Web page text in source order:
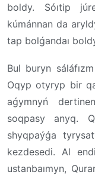
boldy. Sóıtip
kúmánnan da
tap bolǵandaı
Bul buryn
Oqyp otyryp bir
aǵymnyń
soqpasy anyq.
shyqpaýǵa
kezdesedi. Al
ustanbaımyn,